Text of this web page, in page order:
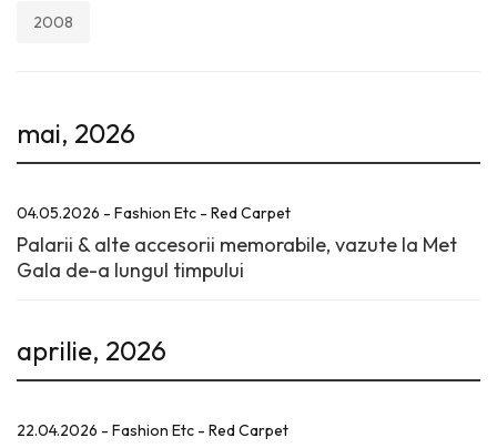
2008
mai, 2026
04.05.2026 - Fashion Etc - Red Carpet
Palarii & alte accesorii memorabile, vazute la Met
Gala de-a lungul timpului
aprilie, 2026
22.04.2026 - Fashion Etc - Red Carpet